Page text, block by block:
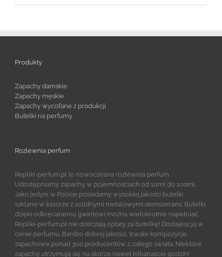
Produkty
Zapachy damskie
Zapachy męskie
Zapachy wycofane z produkcji
Butelki na perfumy
Rozlewnia perfum
Repliki-perfum.pl to nowoczesna rozlewnia perfum.
Udostępniamy zapachy w pojemnościach od 10ml do 100ml.
Jako jedyni w Polsce posiadamy wysokiej jakości butelki
szklane w kolorze z solidnymi metalowymi atomizerami. Butelki
dzięki odkręcanemu gwintowi można wielokrotnie napełniać.
Repliki-perfum.pl nie doliczają opłaty za butelkę! Dostajesz ją w
cenie perfumu. Bardzo dobrej jakości, trwałe kompozycje
zapachowe ponad 300 producentów z całego świata. Niektóre
zapachy utrzymują się na skórze nawet kilkanaście godzin!